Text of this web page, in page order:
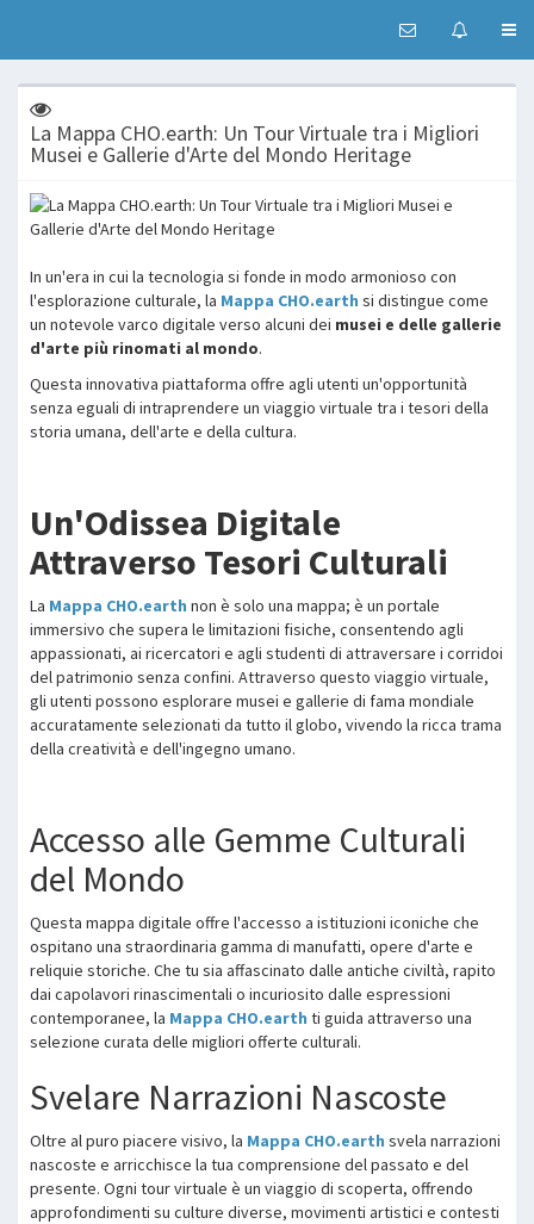
La Mappa CHO.earth: Un Tour Virtuale tra i Migliori
Musei e Gallerie d'Arte del Mondo Heritage
In un'era in cui la tecnologia si fonde in modo armonioso con
l'esplorazione culturale, la Mappa CHO.earth si distingue come
un notevole varco digitale verso alcuni dei musei e delle gallerie
d'arte più rinomati al mondo.
Questa innovativa piattaforma offre agli utenti un'opportunità
senza eguali di intraprendere un viaggio virtuale tra i tesori della
storia umana, dell'arte e della cultura.
Un'Odissea Digitale
Attraverso Tesori Culturali
La Mappa CHO.earth non è solo una mappa; è un portale
immersivo che supera le limitazioni fisiche, consentendo agli
appassionati, ai ricercatori e agli studenti di attraversare i corridoi
del patrimonio senza confini. Attraverso questo viaggio virtuale,
gli utenti possono esplorare musei e gallerie di fama mondiale
accuratamente selezionati da tutto il globo, vivendo la ricca trama
della creatività e dell'ingegno umano.
Accesso alle Gemme Culturali
del Mondo
Questa mappa digitale offre l'accesso a istituzioni iconiche che
ospitano una straordinaria gamma di manufatti, opere d'arte e
reliquie storiche. Che tu sia affascinato dalle antiche civiltà, rapito
dai capolavori rinascimentali o incuriosito dalle espressioni
contemporanee, la Mappa CHO.earth ti guida attraverso una
selezione curata delle migliori offerte culturali.
Svelare Narrazioni Nascoste
Oltre al puro piacere visivo, la Mappa CHO.earth svela narrazioni
nascoste e arricchisce la tua comprensione del passato e del
presente. Ogni tour virtuale è un viaggio di scoperta, offrendo
approfondimenti su culture diverse, movimenti artistici e contesti